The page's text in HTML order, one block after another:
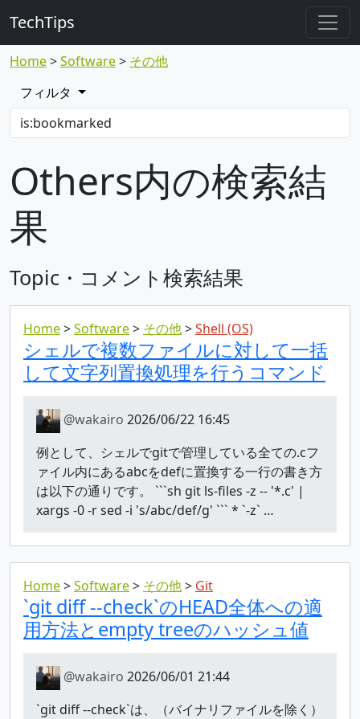
TechTips
Home Software
その他
フィルタ
Others内の検索結
果
Topic・コメント検索結果
Home Software その他 Shell (OS)
シェルで複数ファイルに対して一括
して文字列置換処理を行うコマンド
@wakairo 2026/06/22 16:45
例として、シェルでgitで管理している全ての.cフ
ァイル内にあるabcをdefに置換する一行の書き方
は以下の通りです。 ```sh git ls-files -z -- '*.c' |
xargs -0 -r sed -i 's/abc/def/g' ``` * `-z` …
Home Software その他 Git
`git diff --check`のHEAD全体への適
用方法とempty treeのハッシュ値
@wakairo 2026/06/01 21:44
`git diff --check`は、（バイナリファイルを除く）